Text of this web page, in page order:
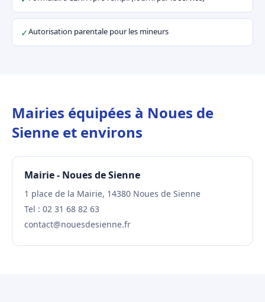
✓Autorisation parentale pour les mineurs
Mairies équipées à Noues de
Sienne et environs
Mairie - Noues de Sienne
1 place de la Mairie, 14380 Noues de Sienne
Tel : 02 31 68 82 63
contact@nouesdesienne.fr